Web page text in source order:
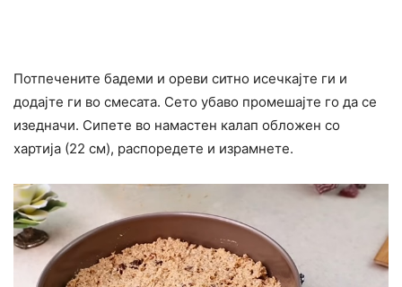
Потпечените бадеми и ореви ситно исечкајте ги и
додајте ги во смесата. Сето убаво промешајте го да се
изедначи. Сипете во намастен калап обложен со
хартија (22 см), распоредете и израмнете.